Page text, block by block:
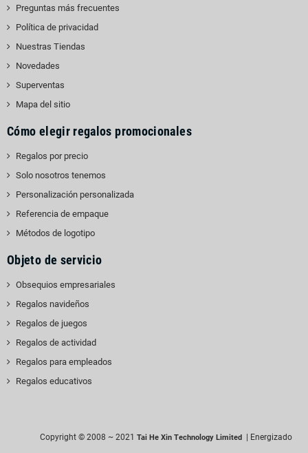
Preguntas más frecuentes
Política de privacidad
Nuestras Tiendas
Novedades
Superventas
Mapa del sitio
Cómo elegir regalos promocionales
Regalos por precio
Solo nosotros tenemos
Personalización personalizada
Referencia de empaque
Métodos de logotipo
Objeto de servicio
Obsequios empresariales
Regalos navideños
Regalos de juegos
Regalos de actividad
Regalos para empleados
Regalos educativos
Copyright © 2008 ~ 2021 Tai He Xin Technology Limited | Energizado